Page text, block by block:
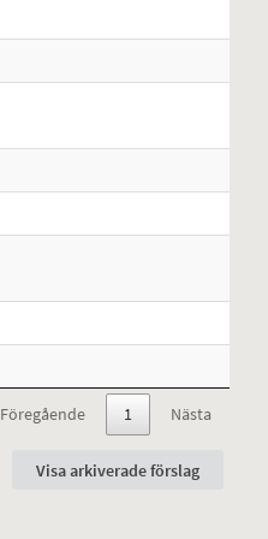
Föregående 1 Nästa
Visa arkiverade förslag